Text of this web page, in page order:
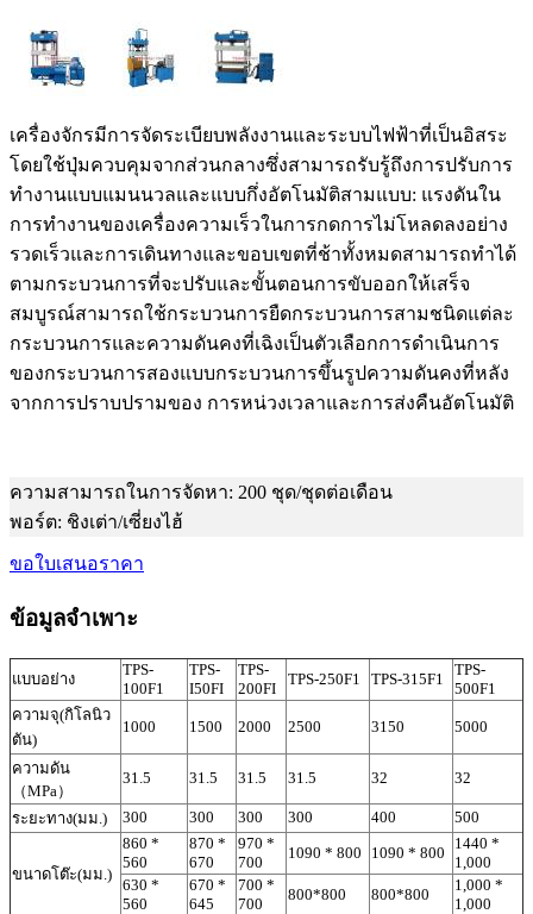
เครื่องจักรมีการจัดระเบียบพลังงานและระบบไฟฟ้าที่เป็นอิสระ
โดยใช้ปุ่มควบคุมจากส่วนกลางซึ่งสามารถรับรู้ถึงการปรับการ
ทำงานแบบแมนนวลและแบบกึ่งอัตโนมัติสามแบบ: แรงดันใน
การทำงานของเครื่องความเร็วในการกดการไม่โหลดลงอย่าง
รวดเร็วและการเดินทางและขอบเขตที่ช้าทั้งหมดสามารถทำได้
ตามกระบวนการที่จะปรับและขั้นตอนการขับออกให้เสร็จ
สมบูรณ์สามารถใช้กระบวนการยืดกระบวนการสามชนิดแต่ละ
กระบวนการและความดันคงที่เฉิงเป็นตัวเลือกการดำเนินการ
ของกระบวนการสองแบบกระบวนการขึ้นรูปความดันคงที่หลัง
จากการปราบปรามของ การหน่วงเวลาและการส่งคืนอัตโนมัติ
ความสามารถในการจัดหา: 200 ชุด/ชุดต่อเดือน
พอร์ต: ชิงเต่า/เซี่ยงไฮ้
ขอใบเสนอราคา
ข้อมูลจำเพาะ
แบบอย่าง
TPS-
100F1
TPS-
I50FI
TPS-
200FI
TPS-250F1 TPS-315F1
TPS-
500F1
ความจุ(กิโลนิว
ตัน)
1000 1500 2000 2500 3150 5000
ความดัน
（MPa）
31.5 31.5 31.5 31.5 32 32
ระยะทาง(มม.) 300 300 300 300 400 500
ขนาดโต๊ะ(มม.)
860 *
560
870 *
670
970 *
700
1090 * 800 1090 * 800
1440 *
1,000
630 *
560
670 *
645
700 *
700
800*800 800*800
1,000 *
1,000